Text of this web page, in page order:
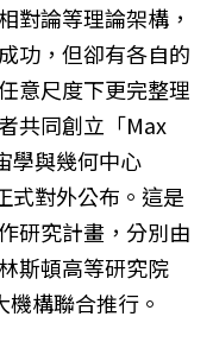
對論等理論架構，
功，但卻有各自的
意尺度下更完整理
共同創立「Max
學與幾何中心
式對外公布。這是
研究計畫，分別由
斯頓高等研究院
構聯合推行。